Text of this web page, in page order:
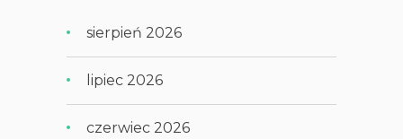
sierpień 2026
lipiec 2026
czerwiec 2026